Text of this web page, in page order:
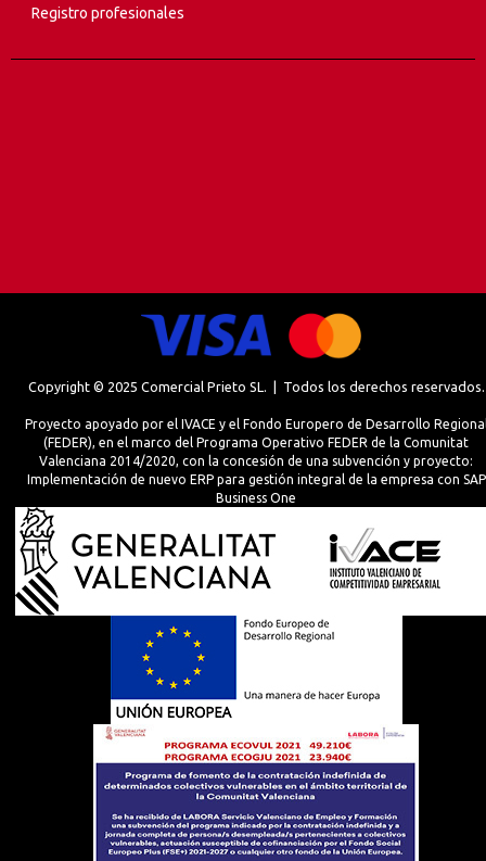
Registro profesionales
Copyright © 2025 Comercial Prieto SL. | Todos los derechos reservados.
Proyecto apoyado por el IVACE y el Fondo Europero de Desarrollo
(FEDER), en el marco del Programa Operativo FEDER de la Comunitat
Valenciana 2014/2020, con la concesión de una subvención y proyecto:
Implementación de nuevo ERP para gestión integral de la empresa con SAP
Business One